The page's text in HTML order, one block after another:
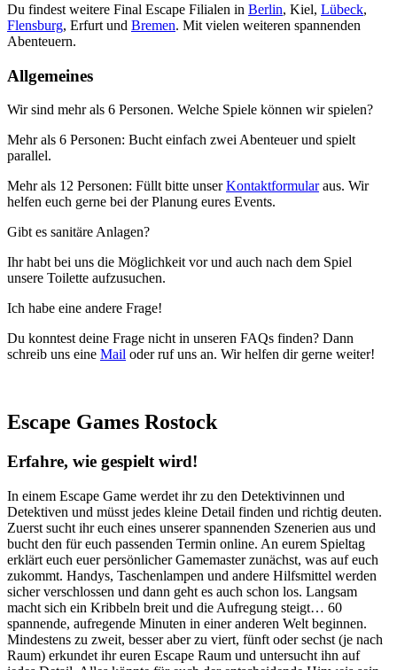
Du findest weitere Final Escape Filialen in Berlin, Kiel, Lübeck,
Flensburg, Erfurt und Bremen. Mit vielen weiteren spannenden
Abenteuern.
Allgemeines
Wir sind mehr als 6 Personen. Welche Spiele können wir spielen?
Mehr als 6 Personen: Bucht einfach zwei Abenteuer und spielt
parallel.
Mehr als 12 Personen: Füllt bitte unserKontaktformularaus. Wir
helfen euch gerne bei der Planung eures Events.
Gibt es sanitäre Anlagen?
Ihr habt bei uns die Möglichkeit vor und auch nach dem Spiel
unsere Toilette aufzusuchen.
Ich habe eine andere Frage!
Du konntest deine Frage nicht in unseren FAQs finden? Dann
schreib uns eine Mail oder ruf uns an. Wir helfen dir gerne weiter!
Escape Games Rostock
Erfahre, wie gespielt wird!
In einem Escape Game werdet ihr zu den Detektivinnen und
Detektiven und müsst jedes kleine Detail finden und richtig deuten.
Zuerst sucht ihr euch eines unserer spannenden Szenerien aus und
bucht den für euch passenden Termin online. An eurem Spieltag
erklärt euch euer persönlicher Gamemaster zunächst, was auf euch
zukommt. Handys, Taschenlampen und andere Hilfsmittel werden
sicher verschlossen und dann geht es auch schon los. Langsam
macht sich ein Kribbeln breit und die Aufregung steigt… 60
spannende, aufregende Minuten in einer anderen Welt beginnen.
Mindestens zu zweit, besser aber zu viert, fünft oder sechst (je nach
Raum) erkundet ihr euren Escape Raum und untersucht ihn auf